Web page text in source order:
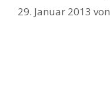
29. Januar 2013 von